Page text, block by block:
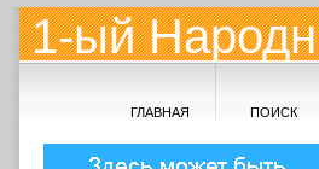
1-ый
ГЛАВНАЯ ПОИСК